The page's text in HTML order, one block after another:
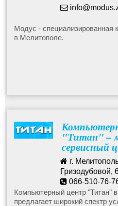
Модус - специализированная
в Мелитополе.
"Титан" –
сервисный
г.
Гризодубовой,
066-510-76-
Компьютерный центр "Титан"
предлагает широкий спектр